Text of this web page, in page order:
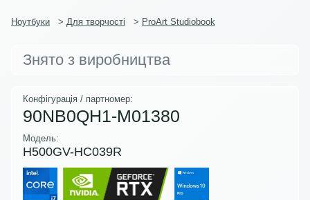
Ноутбуки > Для творчості > ProArt Studiobook
Знято з виробництва
Конфігурація / партномер:
90NB0QH1-M01380
Модель:
H500GV-HC039R